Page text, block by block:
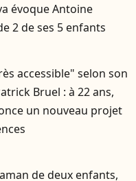
évoque Antoine
2 de ses 5 enfants
accessible" selon son
Bruel : à 22 ans,
un nouveau projet
de deux enfants,